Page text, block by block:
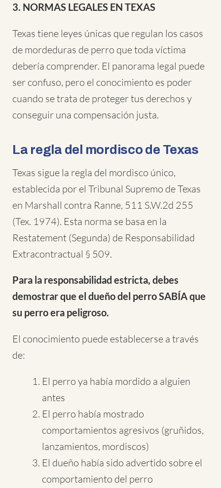
3. NORMAS LEGALES EN TEXAS
Texas tiene leyes únicas que regulan los casos
de mordeduras de perro que toda víctima
debería comprender. El panorama legal puede
ser confuso, pero el conocimiento es poder
cuando se trata de proteger tus derechos y
conseguir una compensación justa.
La regla del mordisco de Texas
Texas sigue la regla del mordisco único,
establecida por el Tribunal Supremo de Texas
en Marshall contra Ranne, 511 S.W.2d 255
(Tex. 1974). Esta norma se basa en la
Restatement (Segunda) de Responsabilidad
Extracontractual § 509.
Para la responsabilidad estricta, debes
demostrar que el dueño del perro SABÍA que
su perro era peligroso.
El conocimiento puede establecerse a través
de:
El perro ya había mordido a alguien
antes
El perro había mostrado
comportamientos agresivos (gruñidos,
lanzamientos, mordiscos)
El dueño había sido advertido sobre el
comportamiento del perro